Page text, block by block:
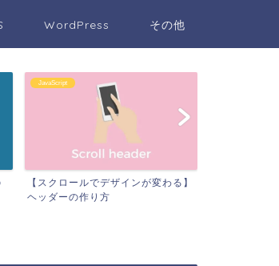
WordPress その他
JavaScript
【スクロールでデザインが変わる】
ヘッダーの作り方